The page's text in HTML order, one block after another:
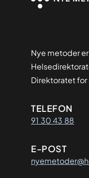
Nye metoder
Direktoratet for
TELEFON
91 30 43 88
E-POST